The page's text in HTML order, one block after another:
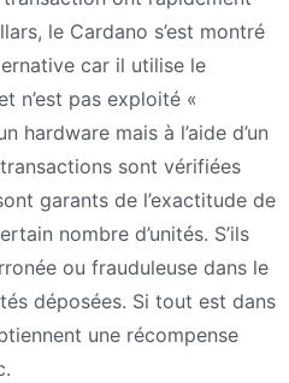
le Cardano s’est montré
car il utilise le
n’est pas exploité «
hardware mais à l’aide d’un
sont vérifiées
garants de l’exactitude de
nombre d’unités. S’ils
ou frauduleuse dans le
déposées. Si tout est dans
une récompense